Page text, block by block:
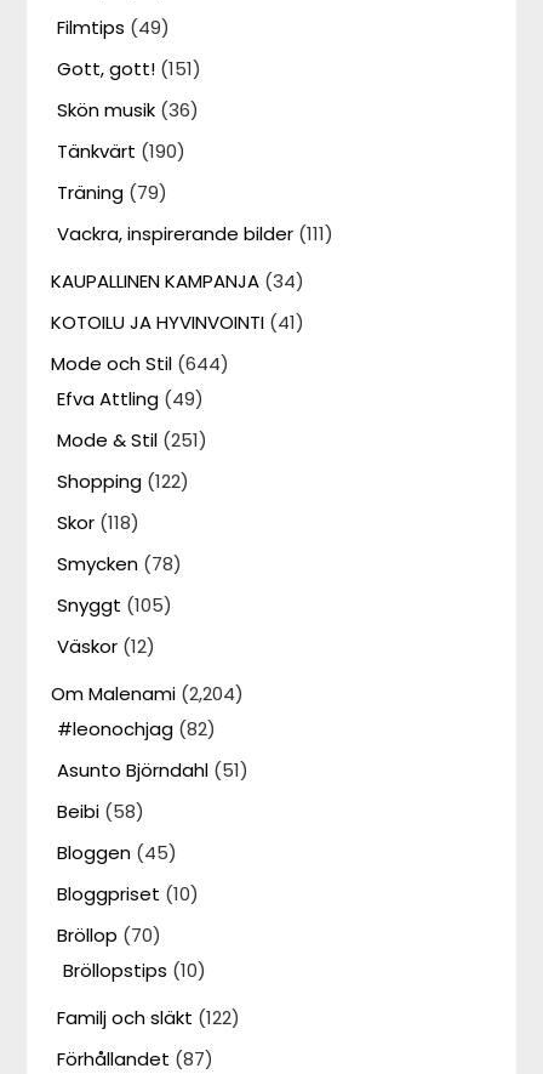
Filmtips (49)
Gott, gott! (151)
Skön musik (36)
Tänkvärt (190)
Träning (79)
Vackra, inspirerande bilder (111)
KAUPALLINEN KAMPANJA (34)
KOTOILU JA HYVINVOINTI (41)
Mode och Stil (644)
Efva Attling (49)
Mode & Stil (251)
Shopping (122)
Skor (118)
Smycken (78)
Snyggt (105)
Väskor (12)
Om Malenami (2,204)
#leonochjag (82)
Asunto Björndahl (51)
Beibi (58)
Bloggen (45)
Bloggpriset (10)
Bröllop (70)
Bröllopstips (10)
Familj och släkt (122)
Förhållandet (87)